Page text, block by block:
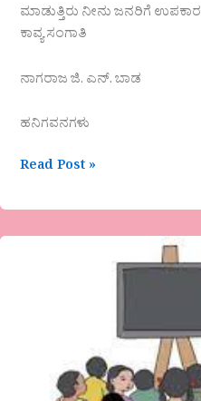
ಮಾಡುತ್ತಿರು ನೀನು ಜನರಿಗೆ ಉಪಕಾರ
ಕಾವ್ಯ ಸಂಗಾತಿ
ನಾಗರಾಜ ಜಿ. ಎನ್. ಬಾಡ
ಹನಿಗವನಗಳು
Read Post »